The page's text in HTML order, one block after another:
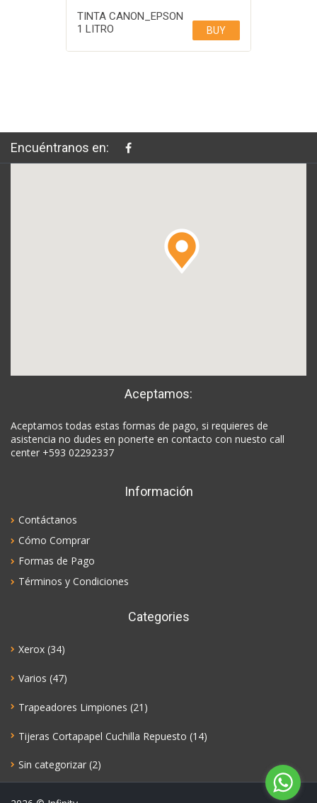
TINTA CANON_EPSON
1 LITRO
BUY
Encuéntranos en:
Aceptamos:
Aceptamos todas estas formas de pago, si requieres de
asistencia no dudes en ponerte en contacto con nuesto call
center +593 02292337
Información
Contáctanos
Cómo Comprar
Formas de Pago
Términos y Condiciones
Categories
Xerox (34)
Varios (47)
Trapeadores Limpiones (21)
Tijeras Cortapapel Cuchilla Repuesto (14)
Sin categorizar (2)